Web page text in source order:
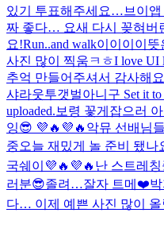
있기 투표해주세요… 브이
짜 좋다… 요새 다시 꽂혀버
요!Run..and walk이이이이
사진 많이 찍움ㅋㅎI love UI
추억 만들어주셔서 감사해요
샤라웃투갯벌아니구 Set it to
uploaded. 보령 꽃게잡으러
잉😎 💜🔥💜🔥 악뮤 선배님
중오늘 재밌게 놀 준비 됐나
국쉐이💜🔥💜🔥 난 스트레칭
러분😎졸려…잘자 트메❤️
다… 이제 예쁜 사진 많이 올